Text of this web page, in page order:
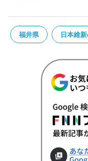
福井県 日本維